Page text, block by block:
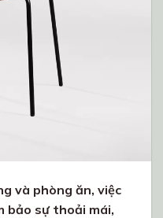
và phòng ăn, việc
bảo sự thoải mái,